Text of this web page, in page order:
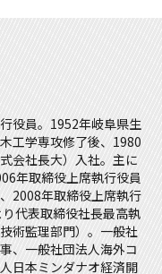
役員。1952年岐阜県生
工学専攻修了後、1980
会社長大）入社。主に
年取締役上席執行役員
2008年取締役上席執行
代表取締役社長最高執
術監理部門）。一般社
、一般社団法人海外コ
日本ミンダナオ経済開